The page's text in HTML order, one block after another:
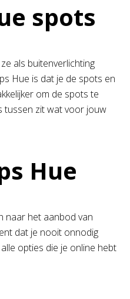
spots
als buitenverlichting
Hue is dat je de spots en
om de spots te
tussen zit wat voor jouw
Hue
naar het aanbod van
dat je nooit onnodig
opties die je online hebt